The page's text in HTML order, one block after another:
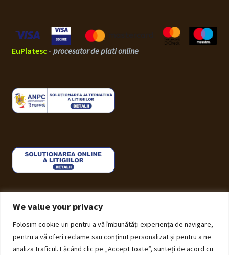
We value your privacy
Folosim cookie-uri pentru a vă îmbunătăți experiența de navigare,
pentru a vă oferi reclame sau conținut personalizat și pentru a ne
analiza traficul. Făcând clic pe „Accept toate”, sunteți de acord cu
EuPlatesc - procesator de plati online
© ECHOS Furniture 2026
Politică de Confidențialitate cu privire la prelucrarea